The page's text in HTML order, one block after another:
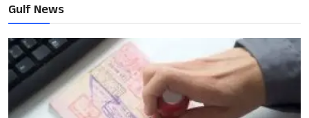
Gulf News